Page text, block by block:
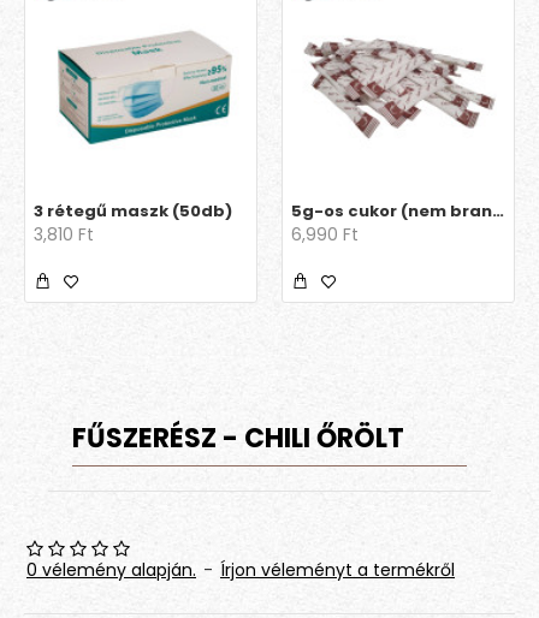
3 rétegű maszk (50db)
3,810 Ft
5g-os cukor (nem brandingelt)
6,990 Ft
FŰSZERÉSZ - CHILI ŐRÖLT
0 vélemény alapján. - Írjon véleményt a termékről